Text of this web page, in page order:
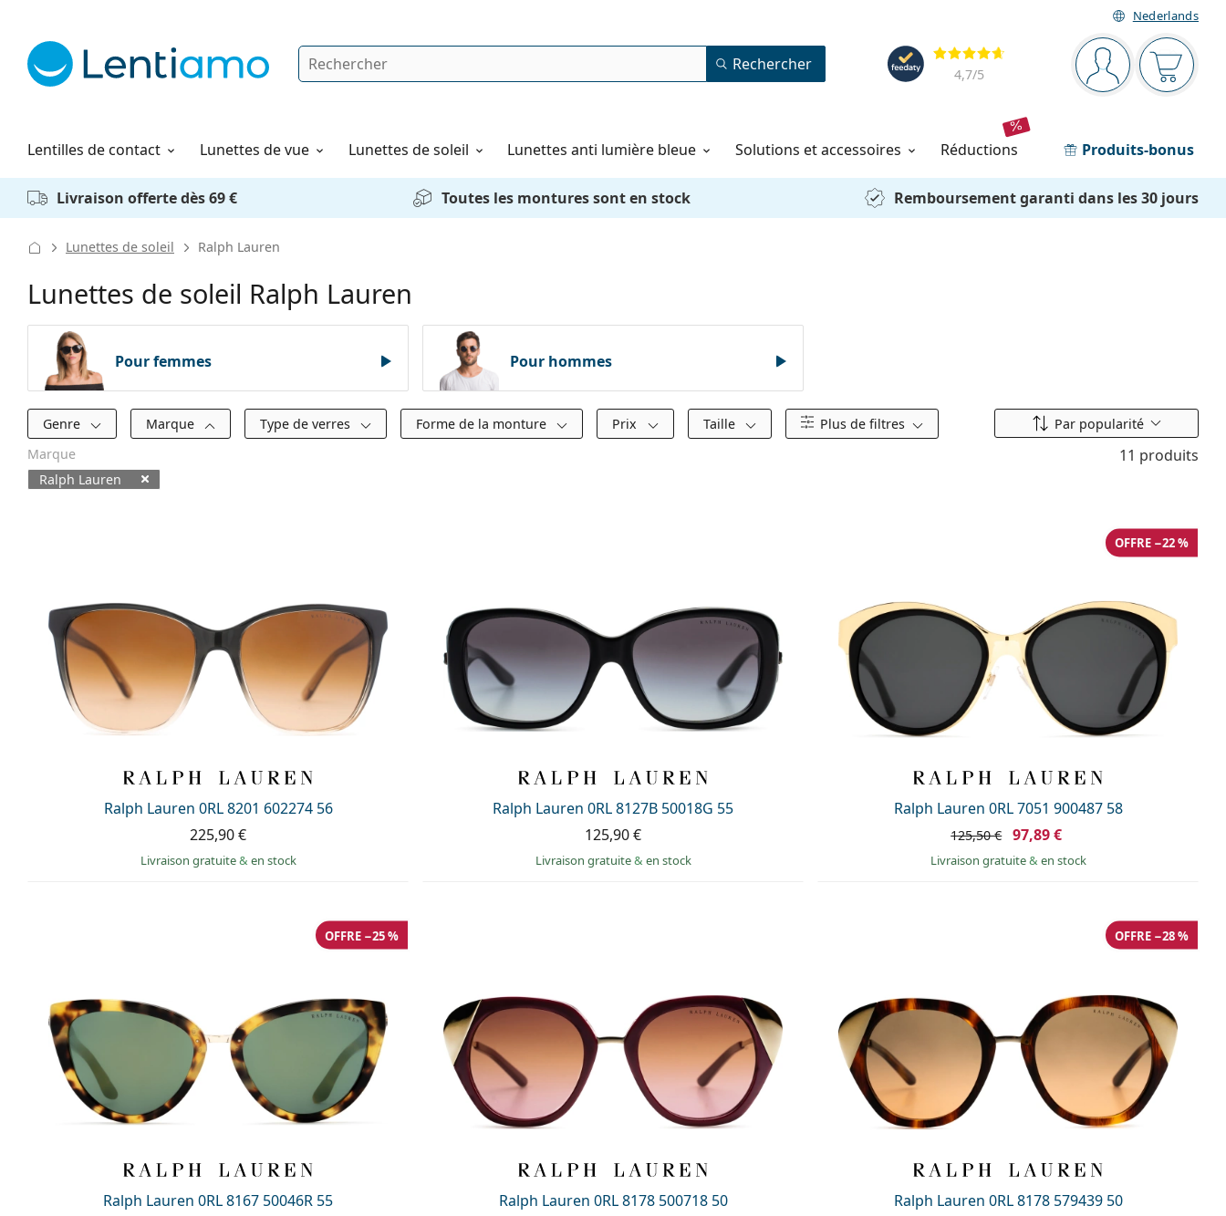
Nederlands
Barre de navigation
Vous êtesVotre
Évaluation
4,7/5
Rechercher Rechercher
Lentilles de contact
Solutions Lunettes de vue Lunettes de soleil Lunettes anti lumière bleue Solutions et accessoires réductions Produits-bonus
Comment commander
Livraison offerte dès 69 € Toutes les montures sont en stock Remboursement garanti dans les 30 jours
Lunettes de soleil Ralph Lauren
Lunettes de soleil Ralph Lauren
Pour femmes Pour hommes
Filtres
Genre Marque Type de verres Forme de la monture Prix Taille Plus de filtres Classer par
Par popularité
Marque
Ralph Lauren
11 produits
Ralph Lauren 0RL 8201 602274 56
225,90 €
Livraison gratuite& en stock
Ralph Lauren 0RL 8127B 50018G 55
125,90 €
Livraison gratuite& en stock
Ralph Lauren 0RL 7051 900487 58
OFFRE −22 %
125,50 € 97,89 €
Livraison gratuite& en stock
Ralph Lauren 0RL 8167 50046R 55
OFFRE −25 %
Ralph Lauren 0RL 8178 500718 50
Ralph Lauren 0RL 8178 579439 50
OFFRE −28 %